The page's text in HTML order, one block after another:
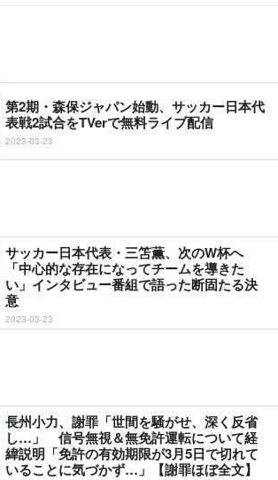
第2期・森保ジャパン始動、サッカー日本代
表戦2試合をTVerで無料ライブ配信
2023-03-23
サッカー日本代表・三笘薫、次のW杯へ
「中心的な存在になってチームを導きた
い」インタビュー番組で語った断固たる決
意
2023-03-23
長州小力、謝罪「世間を騒がせ、深く反省
し…」 信号無視＆無免許運転について経
緯説明「免許の有効期限が3月5日で切れて
いることに気づかず…」【謝罪ほぼ全文】